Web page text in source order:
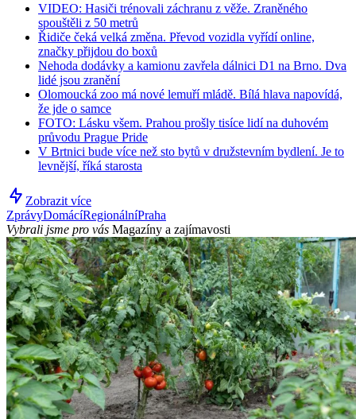
VIDEO: Hasiči trénovali záchranu z věže. Zraněného
spouštěli z 50 metrů
Řidiče čeká velká změna. Převod vozidla vyřídí online,
značky přijdou do boxů
Nehoda dodávky a kamionu zavřela dálnici D1 na Brno. Dva
lidé jsou zranění
Olomoucká zoo má nové lemuří mládě. Bílá hlava napovídá,
že jde o samce
FOTO: Lásku všem. Prahou prošly tisíce lidí na duhovém
průvodu Prague Pride
V Brtnici bude více než sto bytů v družstevním bydlení. Je to
levnější, říká starosta
Zobrazit více
ZprávyDomácíRegionálníPraha
Vybrali jsme pro vás Magazíny a zajímavosti